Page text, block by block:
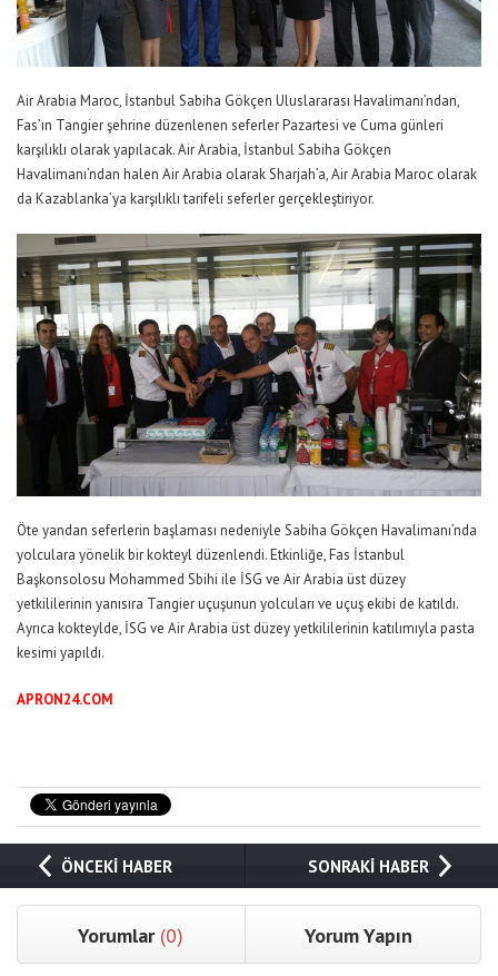
Air Arabia Maroc, İstanbul Sabiha Gökçen Uluslararası Havalimanı’ndan,
Fas’ın Tangier şehrine düzenlenen seferler Pazartesi ve Cuma günleri
karşılıklı olarak yapılacak. Air Arabia, İstanbul Sabiha Gökçen
Havalimanı’ndan halen Air Arabia olarak Sharjah’a, Air Arabia Maroc olarak
da Kazablanka’ya karşılıklı tarifeli seferler gerçekleştiriyor.
Öte yandan seferlerin başlaması nedeniyle Sabiha Gökçen Havalimanı’nda
yolculara yönelik bir kokteyl düzenlendi. Etkinliğe, Fas İstanbul
Başkonsolosu Mohammed Sbihi ile İSG ve Air Arabia üst düzey
yetkililerinin yanısıra Tangier uçuşunun yolcuları ve uçuş ekibi de katıldı.
Ayrıca kokteylde, İSG ve Air Arabia üst düzey yetkililerinin katılımıyla pasta
kesimi yapıldı.
APRON24.COM
ÖNCEKİ HABER SONRAKİ HABER
Yorumlar (0) Yorum Yapın